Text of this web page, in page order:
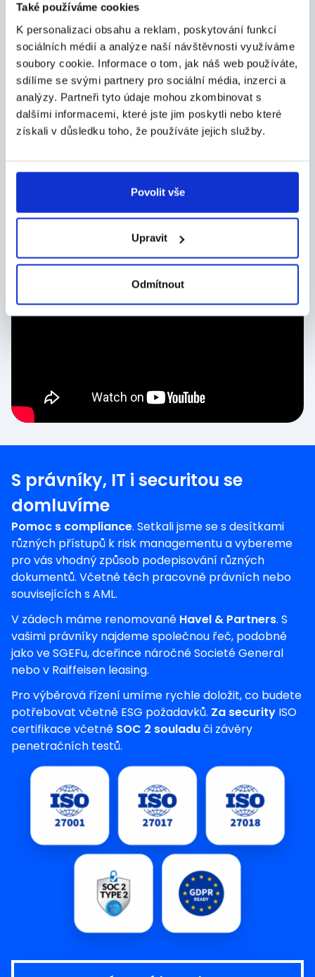
Také používáme cookies
K personalizaci obsahu a reklam, poskytování funkcí
sociálních médií a analýze naší návštěvnosti využíváme
soubory cookie. Informace o tom, jak náš web používáte,
sdílíme se svými partnery pro sociální média, inzerci a
analýzy. Partneři tyto údaje mohou zkombinovat s
dalšími informacemi, které jste jim poskytli nebo které
získali v důsledku toho, že používáte jejich služby.
Povolit vše
Upravit
Odmítnout
S právníky, IT i securitou se
domluvíme
Pomoc s compliance. Setkali jsme se s desítkami
různých přístupů k risk managementu a vybereme
pro vás vhodný způsob podepisování různých
dokumentů. Včetně těch pracovně právních nebo
souvisejících s AML.
V zádech máme renomované Havel & Partners. S
vašimi právníky najdeme společnou řeč, podobně
jako ve SGEFu, dceřince náročné Societé General
nebo v Raiffeisen leasing.
Pro výběrová řízení umíme rychle doložit, co budete
potřebovat včetně ESG požadavků. Za security ISO
certifikace včetně SOC 2 souladuči závěry
penetračních testů.